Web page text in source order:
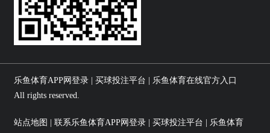
乐鱼体育APP网登录 | 买球投注平台 | 乐鱼体育在线官方入口
All rights reserved.
站点地图 | 联系乐鱼体育APP网登录 | 买球投注平台 | 乐鱼体育